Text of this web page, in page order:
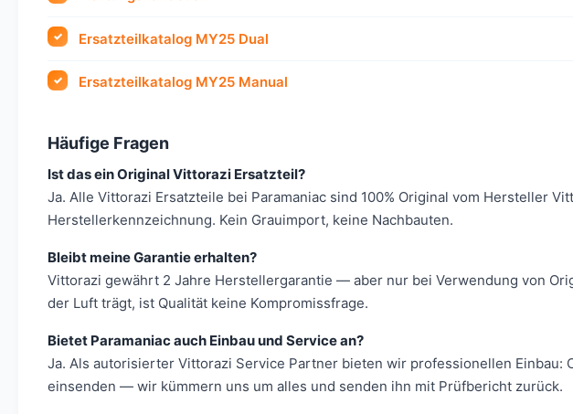
Ersatzteilkatalog MY25 Dual
Ersatzteilkatalog MY25 Manual
Häufige Fragen
Ist das ein Original Vittorazi Ersatzteil?
Ja. Alle Vittorazi Ersatzteile bei Paramaniac sind 100% Original vom Hersteller
Herstellerkennzeichnung. Kein Grauimport, keine Nachbauten.
Bleibt meine Garantie erhalten?
Vittorazi gewährt 2 Jahre Herstellergarantie — aber nur bei Verwendung von
der Luft trägt, ist Qualität keine Kompromissfrage.
Bietet Paramaniac auch Einbau und Service an?
Ja. Als autorisierter Vittorazi Service Partner bieten wir professionellen
einsenden — wir kümmern uns um alles und senden ihn mit Prüfbericht zurück.